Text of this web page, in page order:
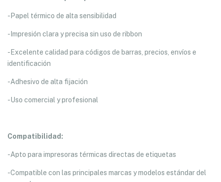
-Papel térmico de alta sensibilidad
-Impresión clara y precisa sin uso de ribbon
-Excelente calidad para códigos de barras, precios, envíos e
identificación
-Adhesivo de alta fijación
-Uso comercial y profesional
Compatibilidad:
-Apto para impresoras térmicas directas de etiquetas
-Compatible con las principales marcas y modelos estándar del